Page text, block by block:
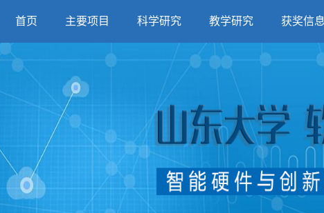
首页 主要项目 科学研究 教学研究 获奖信息